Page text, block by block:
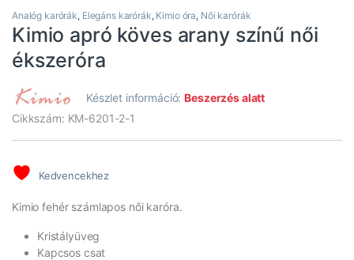
Analóg karórák, Elegáns karórák, Kimio óra, Női karórák
Kimio apró köves arany színű női
ékszeróra
Készlet információ:Beszerzés alatt
Cikkszám: KM-6201-2-1
Kedvencekhez
Kimio fehér számlapos női karóra.
Kristályüveg
Kapcsos csat